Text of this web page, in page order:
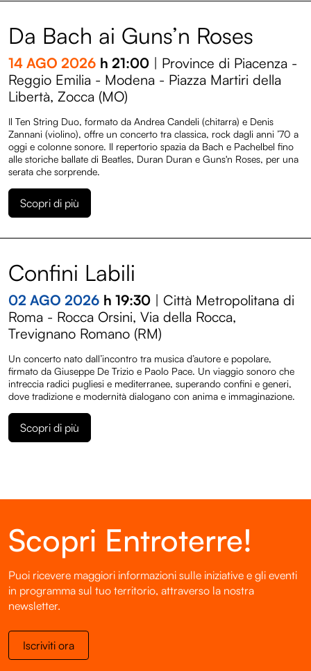
Da Bach ai Guns’n Roses
14 AGO 2026 h 21:00 | Province di Piacenza -
Reggio Emilia - Modena - Piazza Martiri della
Libertà, Zocca (MO)
Il Ten String Duo, formato da Andrea Candeli (chitarra) e Denis
Zannani (violino), offre un concerto tra classica, rock dagli anni ’70 a
oggi e colonne sonore. Il repertorio spazia da Bach e Pachelbel fino
alle storiche ballate di Beatles, Duran Duran e Guns'n Roses, per una
serata che sorprende.
Scopri di più
Confini Labili
02 AGO 2026 h 19:30 | Città Metropolitana di
Roma - Rocca Orsini, Via della Rocca,
Trevignano Romano (RM)
Un concerto nato dall’incontro tra musica d’autore e popolare,
firmato da Giuseppe De Trizio e Paolo Pace. Un viaggio sonoro che
intreccia radici pugliesi e mediterranee, superando confini e generi,
dove tradizione e modernità dialogano con anima e immaginazione.
Scopri di più
Scopri Entroterre!
Puoi ricevere maggiori informazioni sulle iniziative e gli eventi
in programma sul tuo territorio, attraverso la nostra
newsletter.
Iscriviti ora